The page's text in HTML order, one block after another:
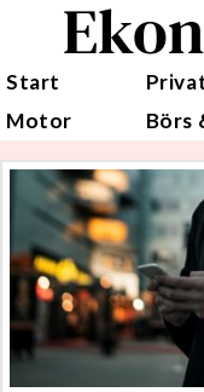
Start
Motor
Börs